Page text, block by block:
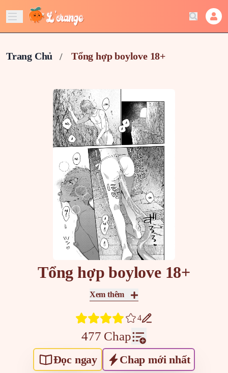
Trang Chủ Tổng hợp boylove 18+
Tổng hợp boylove 18+
Xem thêm
4
477 Chap
Đọc ngay Chap mới nhất